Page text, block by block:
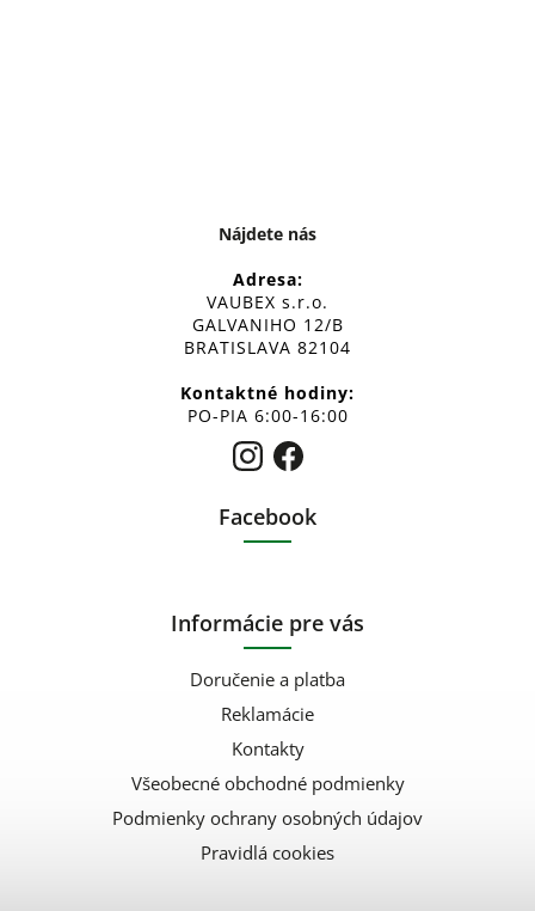
Nájdete nás
Adresa:
VAUBEX s.r.o.
GALVANIHO 12/B
BRATISLAVA 82104
Kontaktné hodiny:
PO-PIA 6:00-16:00
Facebook
Informácie pre vás
Doručenie a platba
Reklamácie
Kontakty
Všeobecné obchodné podmienky
Podmienky ochrany osobných údajov
Pravidlá cookies